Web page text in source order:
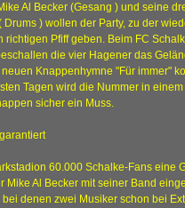
Al Becker (Gesang ) und seine
Drums ) wollen der Party, zu der
richtigen Pfiff geben. Beim FC
die vier Hagener das
Knappenhymne "Für immer"
Tagen wird die Nummer in
sicher ein Muss.
60.000 Schalke-Fans eine
Mike Al Becker mit seiner Band
denen zwei Musiker schon bei